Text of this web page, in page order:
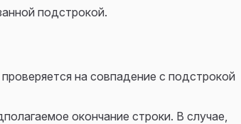
подстрокой.
на совпадение с подстрокой
окончание строки. В случае,